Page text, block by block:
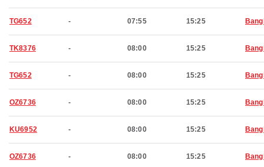
TG652 - 07:55 15:25
TK8376 - 08:00 15:25
TG652 - 08:00 15:25
OZ6736 - 08:00 15:25
KU6952 - 08:00 15:25
OZ6736 - 08:00 15:25